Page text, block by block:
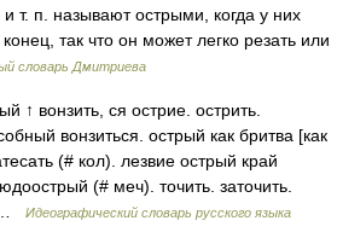
т. п. называют острыми, когда у них
так что он может легко резать или
словарь Дмитриева
↑ вонзить, ся острие. острить.
вонзиться. острый как бритва [как
(# кол). лезвие острый край
(# меч). точить. заточить.
…
Идеографический словарь русского языка